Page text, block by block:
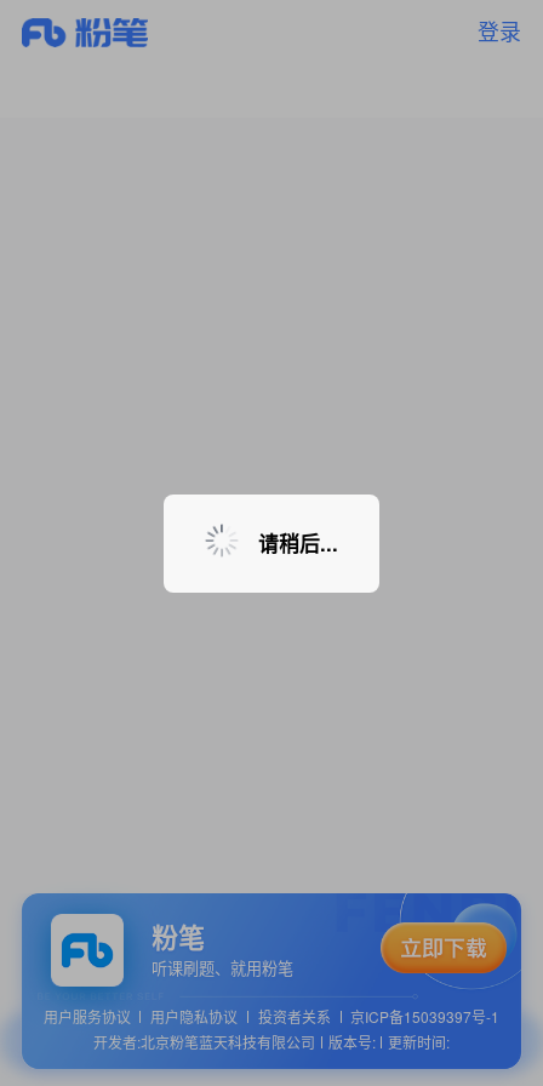
登录
暂无课程，敬请期待
粉笔
听课刷题、就用粉笔
用户服务协议 用户隐私协议 投资者关系
京ICP备15039397号-1
开发者:北京粉笔蓝天科技有限公司
版本号: 更新时间:
请稍后...